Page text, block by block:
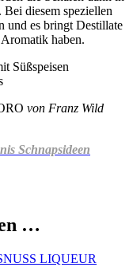
diesem speziellen
und es bringt Destillate
haben.
Süßspeisen
von Franz Wild
Schnapsideen
…